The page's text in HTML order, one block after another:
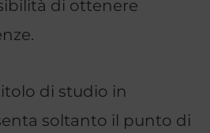
di ottenere
di studio in
soltanto il punto di